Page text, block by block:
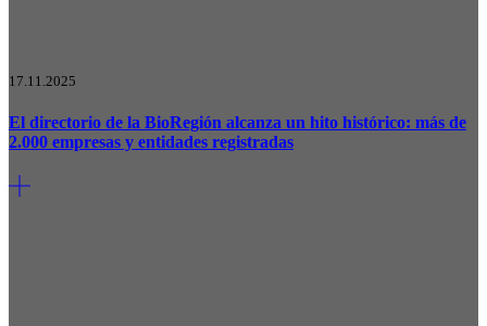
17.11.2025
El directorio de la BioRegión alcanza un hito histórico: más de
2.000 empresas y entidades registradas